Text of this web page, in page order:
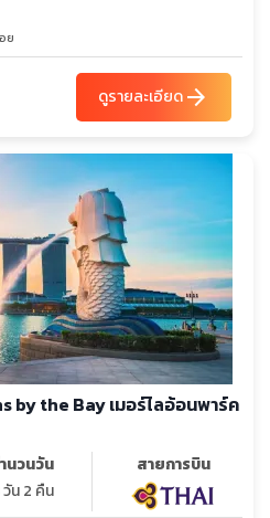
ย
ดูรายละเอียดarrow_forward
นวนวัน
วัน 2 คืน
สายการบิน